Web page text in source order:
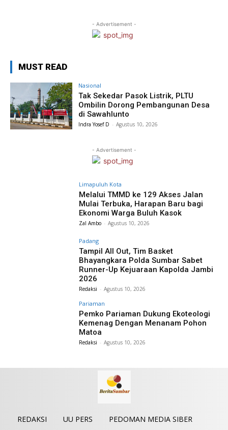
- Advertisement -
MUST READ
Nasional
Tak Sekedar Pasok Listrik, PLTU
Ombilin Dorong Pembangunan Desa
di Sawahlunto
Indra Yosef D - Agustus 10, 2026
- Advertisement -
Limapuluh Kota
Melalui TMMD ke 129 Akses Jalan
Mulai Terbuka, Harapan Baru bagi
Ekonomi Warga Buluh Kasok
Zal Ambo - Agustus 10, 2026
Padang
Tampil All Out, Tim Basket
Bhayangkara Polda Sumbar Sabet
Runner-Up Kejuaraan Kapolda Jambi
2026
Redaksi - Agustus 10, 2026
Pariaman
Pemko Pariaman Dukung Ekoteologi
Kemenag Dengan Menanam Pohon
Matoa
Redaksi - Agustus 10, 2026
REDAKSI UU PERS PEDOMAN MEDIA SIBER